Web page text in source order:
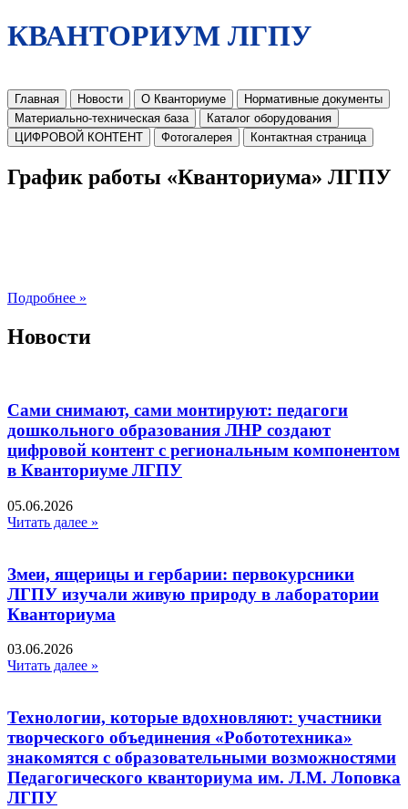
КВАНТОРИУМ ЛГПУ
Главная Новости О Кванториуме
Нормативные документы
Материально-техническая база
Каталог оборудования
ЦИФРОВОЙ КОНТЕНТ
Фотогалерея Контактная страница
График работы «Кванториума» ЛГПУ
Подробнее »
Новости
Сами снимают, сами монтируют: педагоги
дошкольного образования ЛНР создают
цифровой контент с региональным компонентом
в Кванториуме ЛГПУ​
05.06.2026
Читать далее »
Змеи, ящерицы и гербарии: первокурсники
ЛГПУ изучали живую природу в лаборатории
Кванториума
03.06.2026
Читать далее »
Технологии, которые вдохновляют: участники
творческого объединения «Робототехника»
знакомятся с образовательными возможностями
Педагогического кванториума им. Л.М. Лоповка
ЛГПУ